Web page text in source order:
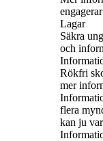
Lagar
Säkra
och
Rökfri
mer
flera
kan ju